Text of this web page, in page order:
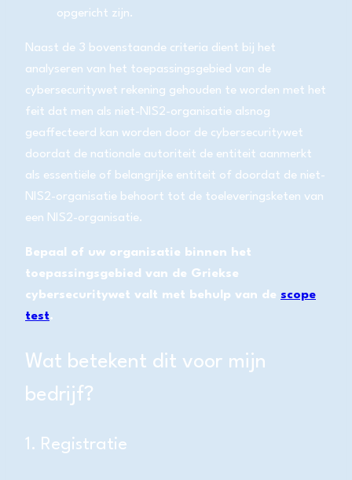
opgericht zijn.
Naast de 3 bovenstaande criteria dient bij het
analyseren van het toepassingsgebied van de
cybersecuritywet rekening gehouden te worden met het
feit dat men als niet-NIS2-organisatie alsnog
geaffecteerd kan worden door de cybersecuritywet
doordat de nationale autoriteit de entiteit aanmerkt
als essentiële of belangrijke entiteit of doordat de niet-
NIS2-organisatie behoort tot de toeleveringsketen van
een NIS2-organisatie.
Bepaal of uw organisatie binnen het
toepassingsgebied van de Griekse
cybersecuritywet valt met behulp van de scope
test.
Wat betekent dit voor mijn
bedrijf?
1. Registratie